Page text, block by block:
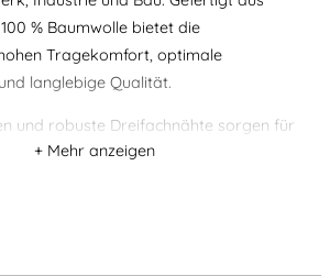
% Baumwolle bietet die
Tragekomfort, optimale
langlebige Qualität.
und robuste Dreifachnähte sorgen für
im Arbeitsalltag, während die